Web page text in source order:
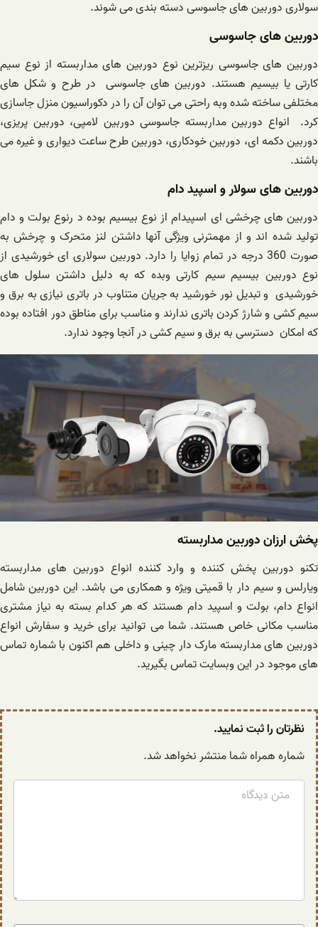
سولاری دوربین های جاسوسی دسته بندی می شوند.
دوربین های جاسوسی
دوربین های جاسوسی ریزترین نوع دوربین های مداربسته از نوع سیم
کارتی یا بیسیم هستند. دوربین های جاسوسی در طرح و شکل های
مختلفی ساخته شده وبه راحتی می توان آن را در دکوراسیون منزل جاسازی
کرد. انواع دوربین مداربسته جاسوسی دوربین لامپی، دوربین پریزی،
دوربین دکمه ای، دوربین خودکاری، دوربین طرح ساعت دیواری و غیره می
باشند.
دوربین های سولار و اسپید دام
دوربین های چرخشی ای اسپیدام از نوع بیسیم بوده د رنوع بولت و دام
تولید شده اند و از مهمترنی ویژگی آنها داشتن لنز متحرک و چرخش به
صورت 360 درجه در تمام زوایا را دارد. دوربین سولاری ای خورشیدی از
نوع دوربین بیسیم سیم کارتی وبده که به دلیل داشتن سلول های
خورشیدی و تبدیل نور خورشید به جریان متناوب در باتری نیازی به برق و
سیم کشی و شارژ کردن باتری ندارند و مناسب برای مناطق دور افتاده بوده
که امکان دسترسی به برق و سیم کشی در آنجا وجود ندارد.
پخش ارزان دوربین مداربسته
تکنو دوربین پخش کننده و وارد کننده انواع دوربین های مداربسته
ویارلس و سیم دار با قمیتی ویژه و همکاری می باشد. این دوربین شامل
انواع دام، بولت و اسپید دام هستند که هر کدام بسته به نیاز مشتری
مناسب مکانی خاص هستند. شما می توانید برای خرید و سفارش انواع
دوربین های مداربسته مارک دار چینی و داخلی هم اکنون با شماره تماس
های موجود در این وبسایت تماس بگیرید.
نظرتان را ثبت نمایید.
شماره همراه شما منتشر نخواهد شد.